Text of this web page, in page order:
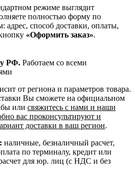
режиме выглядит
полностью форму по
адрес, способ доставки, оплаты,
«Оформить заказ».
РФ. Работаем со всеми
от региона и параметров товара.
Вы сможете на официальном
или свяжитесь с нами и наши
вас проконсультируют и
доставки в ваш регион.
наличные, безналичный расчет,
по терминалу, кредит или
для юр. лиц (с НДС и без